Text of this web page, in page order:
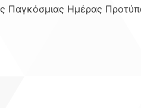
Ημέρας